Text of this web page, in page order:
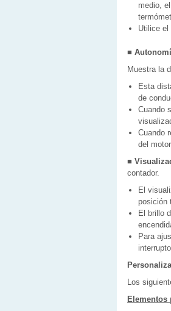
medio,
Utilice el
■
Muestra la
Esta
de
Cuando
Cuando
del
■
contador.
El
posición
El brillo
Para
Los
Elementos